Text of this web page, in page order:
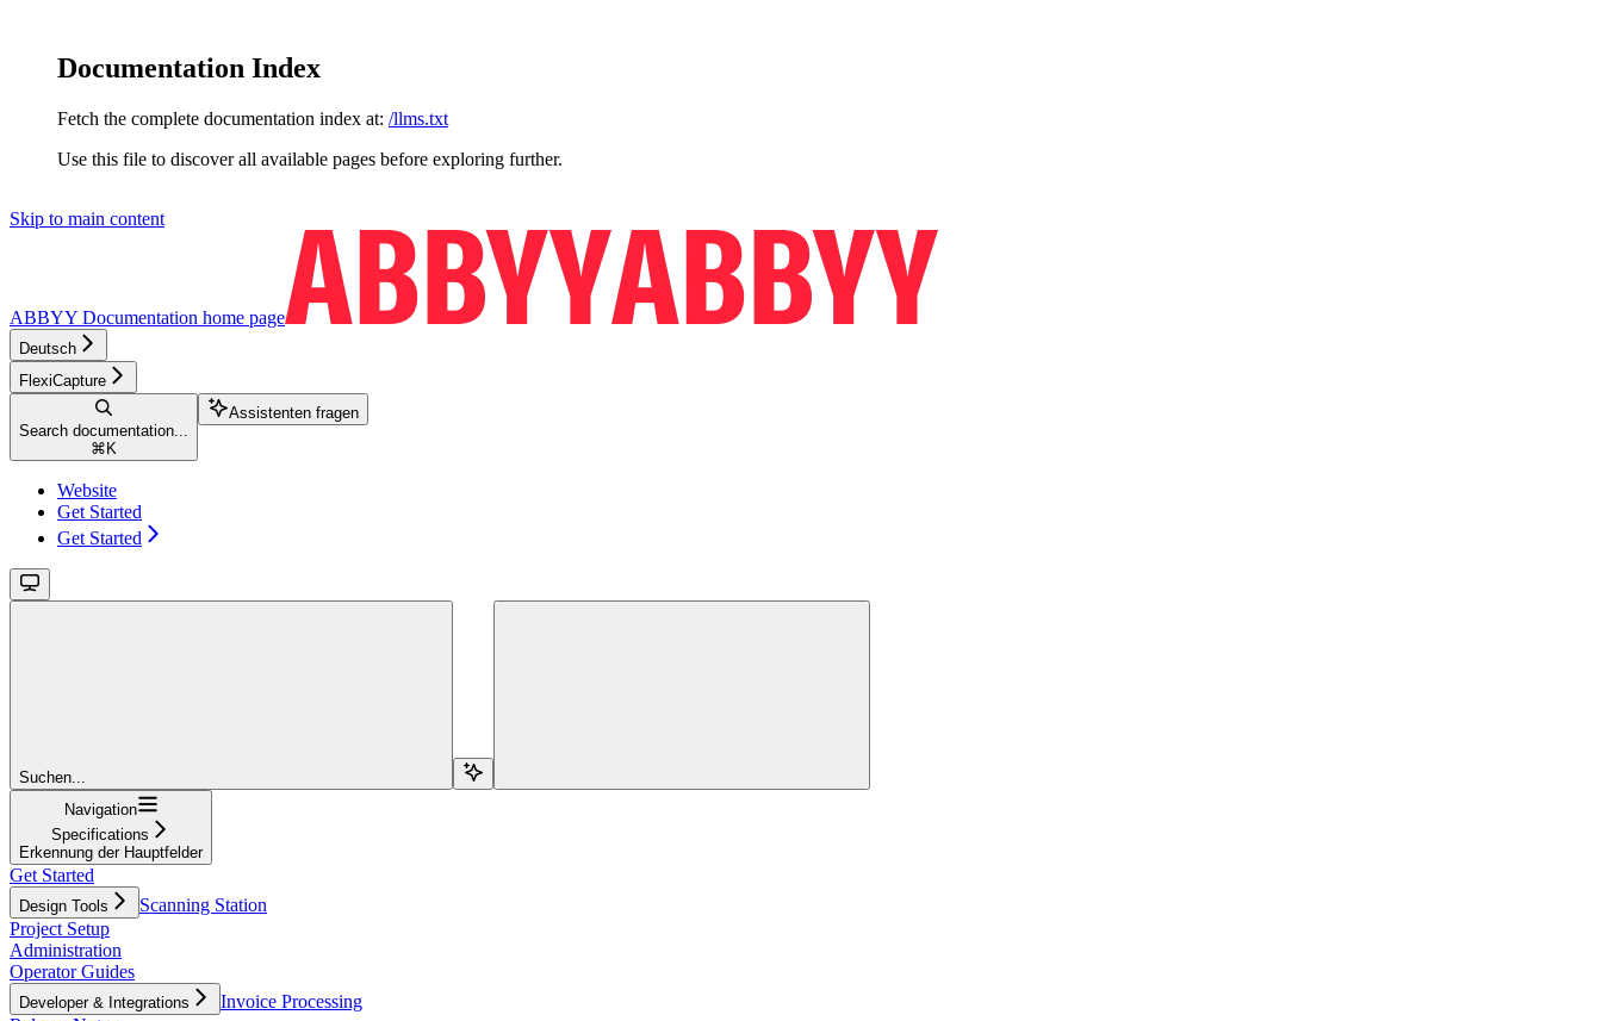
Documentation Index
Fetch the complete documentation index at: /llms.txt
Use this file to discover all available pages before exploring further.
Skip to main content
ABBYY Documentation home page
Deutsch
FlexiCapture
Search documentation...
⌘ K
Assistenten fragen
Website
Get Started
Get Started
Suchen...
Navigation
Specifications
Erkennung der Hauptfelder
Get Started
Design Tools
Scanning Station
Project Setup
Administration
Operator Guides
Developer & Integrations
Invoice Processing